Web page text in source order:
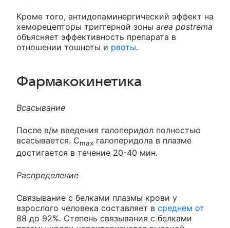
Кроме того, антидопаминергический эффект на
хеморецепторы триггерной зоны area postrema
объясняет эффективность препарата в
отношении тошноты и рвоты.
Фармакокинетика
Всасывание
После в/м введения галоперидол полностью
всасывается. Cmax галоперидола в плазме
достигается в течение 20-40 мин.
Распределение
Связывание с белками плазмы крови у
взрослого человека составляет в среднем от
88 до 92%. Степень связывания с белками